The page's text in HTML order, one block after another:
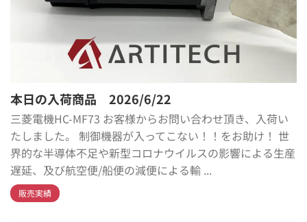
本日の入荷商品 2026/6/22
三菱電機HC-MF73 お客様からお問い合わせ頂き、入荷い
たしました。 制御機器が入ってこない！！をお助け！ 世
界的な半導体不足や新型コロナウイルスの影響による生産
遅延、及び航空便/船便の減便による輸 ...
販売実績